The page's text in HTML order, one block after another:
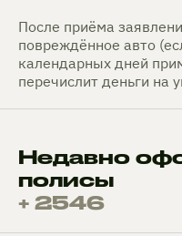
После приёма
повреждённое авто
календарных дней
перечислит деньги на
Недавно
полисы
+ 2546